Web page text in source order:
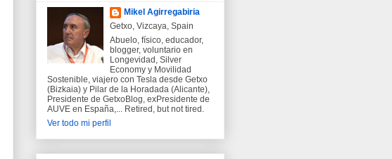
Mikel Agirregabiria
Getxo, Vizcaya, Spain
Abuelo, físico, educador,
blogger, voluntario en
Longevidad, Silver
Economy y Movilidad
Sostenible, viajero con Tesla desde Getxo
(Bizkaia) y Pilar de la Horadada (Alicante),
Presidente de GetxoBlog, exPresidente de
AUVE en España,... Retired, but not tired.
Ver todo mi perfil